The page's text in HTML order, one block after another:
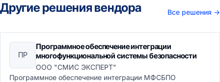
Другие решения вендора Все решения →
ПР
Программное обеспечение интеграции
многофункциональной системы безопасности
ООО "СМИС ЭКСПЕРТ"
Программное обеспечение интеграции МФСБПО